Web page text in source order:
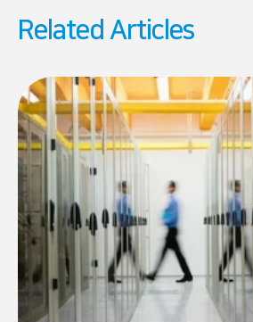
Related Articles